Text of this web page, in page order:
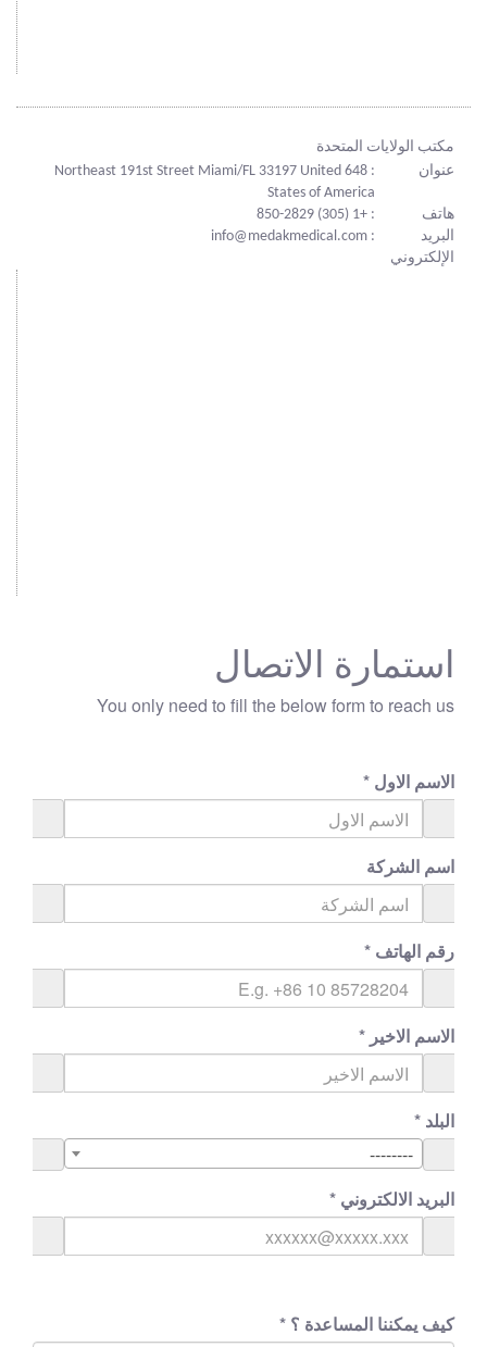
مكتب الولايات المتحدة
عنوان
: 648 Northeast 191st Street Miami/FL 33197 United
States of America
هاتف
: +1 (305) 850-2829
البريد
الإلكتروني
: info@medakmedical.com
استمارة الاتصال
You only need to fill the below form to reach us
الاسم الاول *
اسم الشركة
رقم الهاتف *
الاسم الاخير *
البلد *
--------
البريد الالكتروني *
كيف يمكننا المساعدة ؟ *